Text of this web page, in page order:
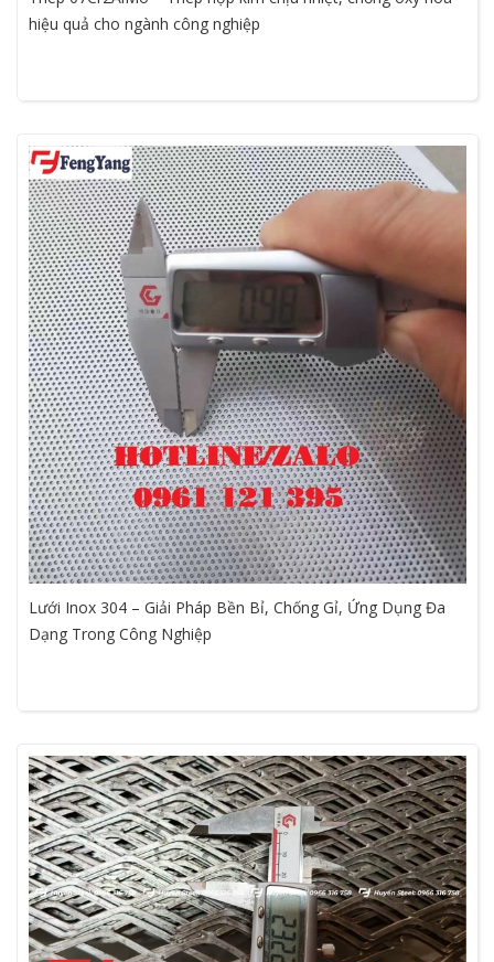
hiệu quả cho ngành công nghiệp
Lưới Inox 304 – Giải Pháp Bền Bỉ, Chống Gỉ, Ứng Dụng Đa
Dạng Trong Công Nghiệp